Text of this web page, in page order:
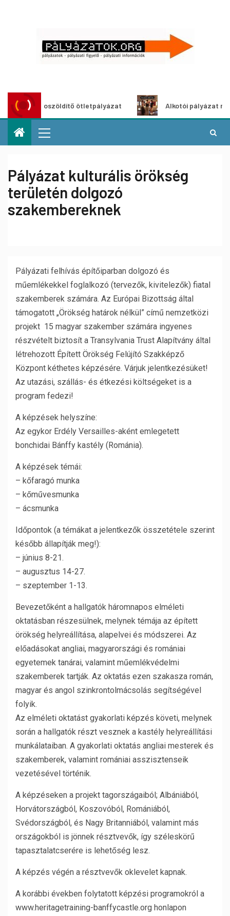
Városzöldítő ötletpályázat Alkotói pályázat
Pályázat kulturális örökség
területén dolgozó
szakembereknek
Pályázati felhívás építőiparban dolgozó és
műemlékekkel foglalkozó (tervezők, kivitelezők) fiatal
szakemberek számára. Az Európai Bizottság által
támogatott „Örökség határok nélkül” című nemzetközi
projekt 15 magyar szakember számára ingyenes
részvételt biztosít a Transylvania Trust Alapítvány által
létrehozott Épített Örökség Felújító Szakképző
Központ kéthetes képzésére. Várjuk jelentkezésüket!
Az utazási, szállás- és étkezési költségeket is a
program fedezi!
A képzések helyszíne:
Az egykor Erdély Versailles-aként emlegetett
bonchidai Bánffy kastély (Románia).
A képzések témái:
– kőfaragó munka
– kőművesmunka
– ácsmunka
Időpontok (a témákat a jelentkezők összetétele szerint
később állapítják meg!):
– június 8-21.
– augusztus 14-27.
– szeptember 1-13.
Bevezetőként a hallgatók háromnapos elméleti
oktatásban részesülnek, melynek témája az épített
örökség helyreállítása, alapelvei és módszerei. Az
előadásokat angliai, magyarországi és romániai
egyetemek tanárai, valamint műemlékvédelmi
szakemberek tartják. Az oktatás ezen szakasza román,
magyar és angol szinkrontolmácsolás segítségével
folyik.
Az elméleti oktatást gyakorlati képzés követi, melynek
során a hallgatók részt vesznek a kastély helyreállítási
munkálataiban. A gyakorlati oktatás angliai mesterek és
szakemberek, valamint romániai asszisztenseik
vezetésével történik.
A képzéseken a projekt tagországaiból; Albániából,
Horvátországból, Koszovóból, Romániából,
Svédországból, és Nagy Britanniából, valamint más
országokból is jönnek résztvevők, így széleskörű
tapasztalatcserére is lehetőség lesz.
A képzés végén a résztvevők oklevelet kapnak.
A korábbi években folytatott képzési programokról a
www.heritagetraining-banffycastle.org honlapon